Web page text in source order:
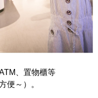
、置物櫃等
便～）。